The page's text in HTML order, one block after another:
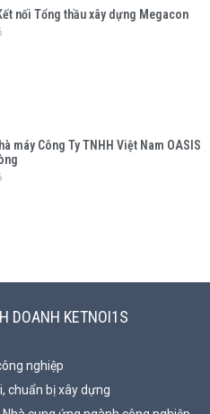
nối Tổng thầu xây dựng Megacon
máy Công Ty TNHH Việt Nam OASIS
DOANH KETNOI1S
nghiệp
chuẩn bị xây dựng